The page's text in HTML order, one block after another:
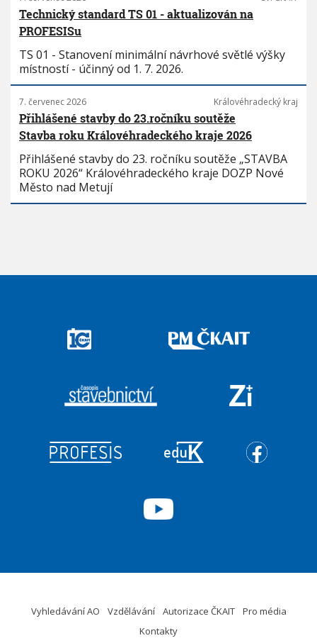
Technický standard TS 01 - aktualizován na
PROFESISu
TS 01 - Stanovení minimální návrhové světlé výšky
místností - účinný od 1. 7. 2026.
7. červenec 2026 Královéhradecký kraj
Přihlášené stavby do 23.ročníku soutěže
Stavba roku Královéhradeckého kraje 2026
Přihlášené stavby do 23. ročníku soutěže „STAVBA
ROKU 2026“ Královéhradeckého kraje DOZP Nové
Město nad Metují
Vyhledávání AO Vzdělávání Autorizace ČKAIT
Pro média
Kontakty